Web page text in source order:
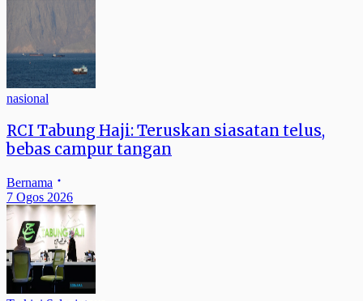
nasional
RCI Tabung Haji: Teruskan siasatan telus,
bebas campur tangan
Bernama
7 Ogos 2026